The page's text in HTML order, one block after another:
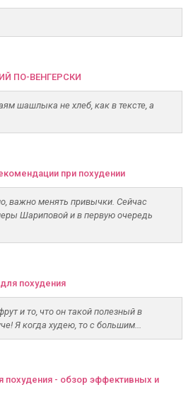
ПО-ВЕНГЕРСКИ
шашлыка не хлеб, как в тексте, а
при похудении
важно менять привычки. Сейчас
Шариповой и в первую очередь
похудения
и то, что он такой полезный в
Я когда худею, то с большим...
похудения - обзор эффективных и